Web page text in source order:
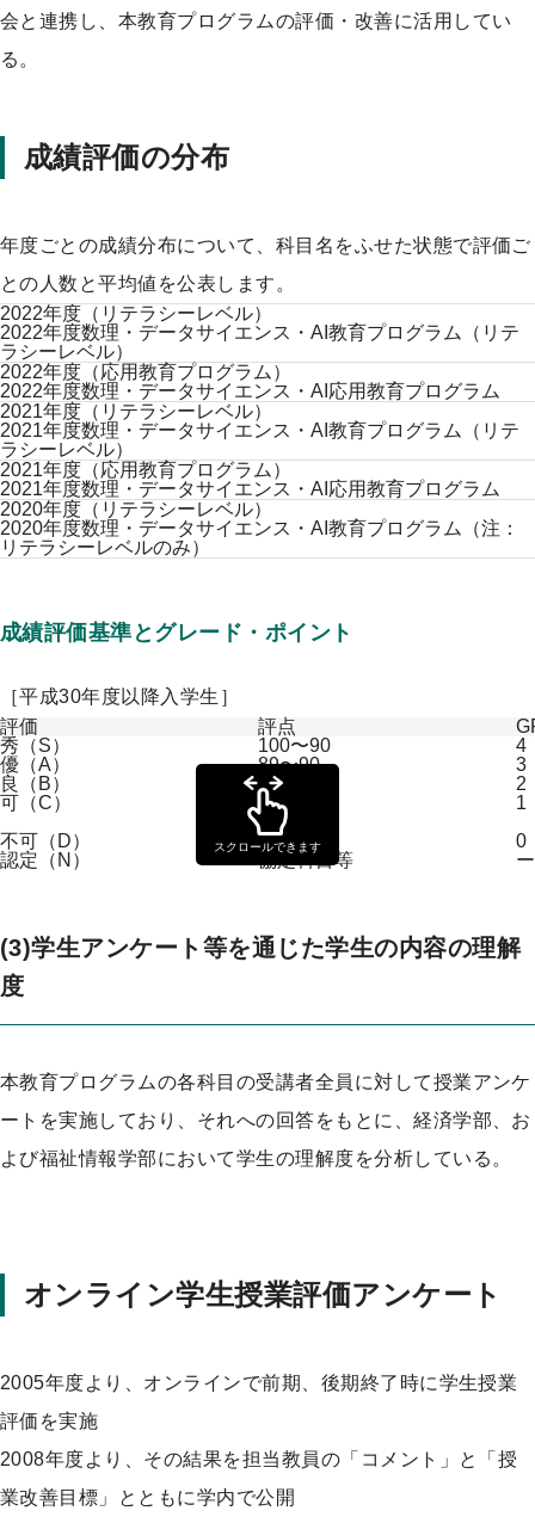
会と連携し、本教育プログラムの評価・改善に活用してい
る。
成績評価の分布
年度ごとの成績分布について、科目名をふせた状態で評価ご
との人数と平均値を公表します。
2022年度（リテラシーレベル）
2022年度数理・データサイエンス・AI教育プログラム（リテ
ラシーレベル）
2022年度（応用教育プログラム）
2022年度数理・データサイエンス・AI応用教育プログラム
2021年度（リテラシーレベル）
2021年度数理・データサイエンス・AI教育プログラム（リテ
ラシーレベル）
2021年度（応用教育プログラム）
2021年度数理・データサイエンス・AI応用教育プログラム
2020年度（リテラシーレベル）
2020年度数理・データサイエンス・AI教育プログラム（注：
リテラシーレベルのみ）
成績評価基準とグレード・ポイント
［平成30年度以降入学生］
評価
評点
秀（S）
100〜90
4
優（A）
89〜90
3
良（B）
79〜70
2
可（C）
69〜60
1
不可（D）
59〜0
0
認定（N）
協定科目等 ー
スクロールできます
(3)学生アンケート等を通じた学生の内容の理解
度
本教育プログラムの各科目の受講者全員に対して授業アンケ
ートを実施しており、それへの回答をもとに、経済学部、お
よび福祉情報学部において学生の理解度を分析している。
オンライン学生授業評価アンケート
2005年度より、オンラインで前期、後期終了時に学生授業
評価を実施
2008年度より、その結果を担当教員の「コメント」と「授
業改善目標」とともに学内で公開